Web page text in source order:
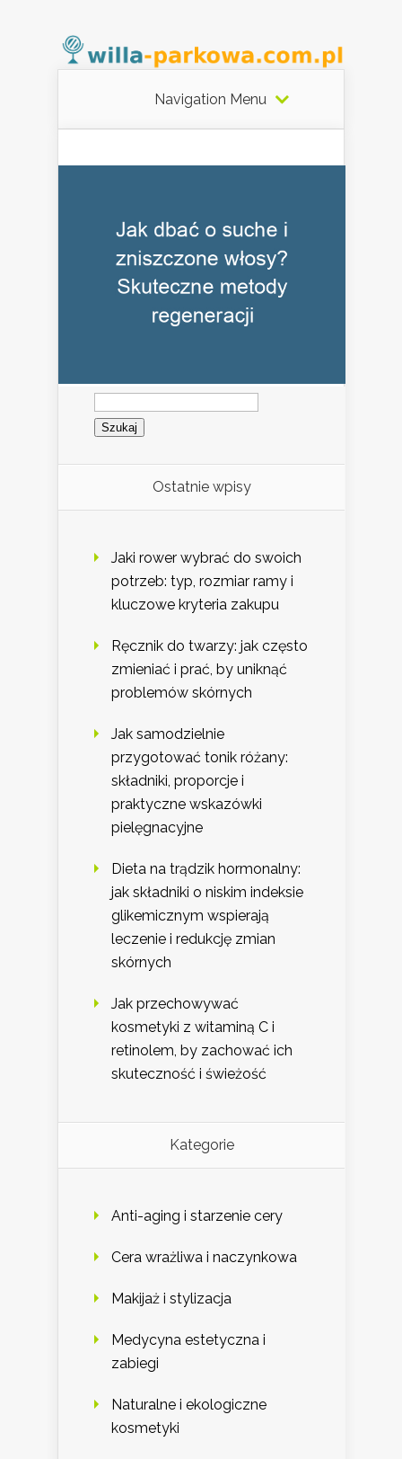
Navigation Menu
Szukaj:
Ostatnie wpisy
Jaki rower wybrać do swoich
potrzeb: typ, rozmiar ramy i
kluczowe kryteria zakupu
Ręcznik do twarzy: jak często
zmieniać i prać, by uniknąć
problemów skórnych
Jak samodzielnie
przygotować tonik różany:
składniki, proporcje i
praktyczne wskazówki
pielęgnacyjne
Dieta na trądzik hormonalny:
jak składniki o niskim indeksie
glikemicznym wspierają
leczenie i redukcję zmian
skórnych
Jak przechowywać
kosmetyki z witaminą C i
retinolem, by zachować ich
skuteczność i świeżość
Kategorie
Anti-aging i starzenie cery
Cera wrażliwa i naczynkowa
Makijaż i stylizacja
Medycyna estetyczna i
zabiegi
Naturalne i ekologiczne
kosmetyki